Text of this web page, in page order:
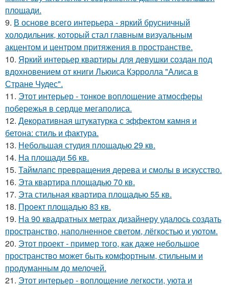
площади.
9. В основе всего интерьера - яркий брусничный
холодильник, который стал главным визуальным
акцентом и центром притяжения в пространстве.
10. Яркий интерьер квартиры для девушки создан под
вдохновением от книги Льюиса Кэрролла "Алиса в
Стране Чудес".
11. Этот интерьер - тонкое воплощение атмосферы
побережья в сердце мегаполиса.
12. Декоративная штукатурка с эффектом камня и
бетона: стиль и фактура.
13. Небольшая студия площадью 29 кв.
14. На площади 56 кв.
15. Таймлапс превращения дерева и смолы в искусство.
16. Эта квартира площадью 70 кв.
17. Эта стильная квартира площадью 55 кв.
18. Проект площадью 83 кв.
19. На 90 квадратных метрах дизайнеру удалось создать
пространство, наполненное светом, лёгкостью и уютом.
20. Этот проект - пример того, как даже небольшое
пространство может быть комфортным, стильным и
продуманным до мелочей.
21. Этот интерьер - воплощение легкости, уюта и